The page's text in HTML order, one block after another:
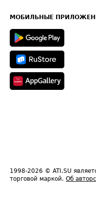
Техническая информация
МОБИЛЬНЫЕ
1998-2026 © ATI.SU
торговой маркой. Об